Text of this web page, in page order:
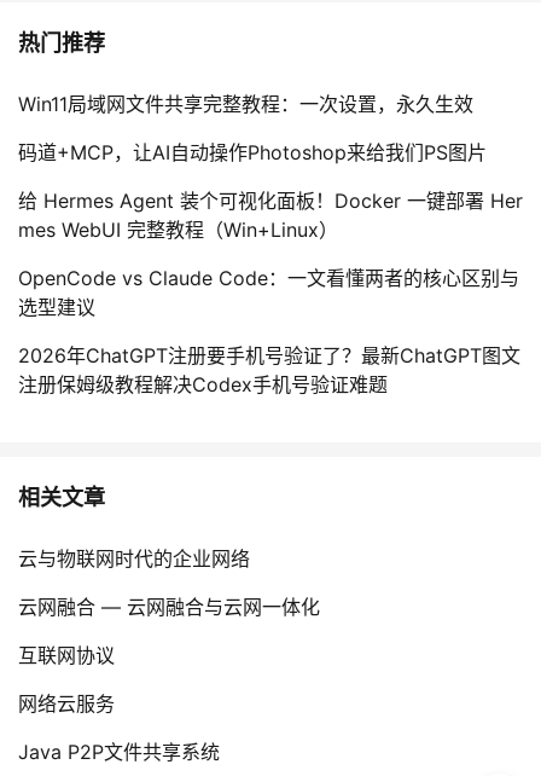
热门推荐
Win11局域网文件共享完整教程：一次设置，永久生效
码道+MCP，让AI自动操作Photoshop来给我们PS图片
给 Hermes Agent 装个可视化面板！Docker 一键部署 Her
mes WebUI 完整教程（Win+Linux）
OpenCode vs Claude Code：一文看懂两者的核心区别与
选型建议
2026年ChatGPT注册要手机号验证了？最新ChatGPT图文
注册保姆级教程解决Codex手机号验证难题
相关文章
云与物联网时代的企业网络
云网融合 — 云网融合与云网一体化
互联网协议
网络云服务
Java P2P文件共享系统